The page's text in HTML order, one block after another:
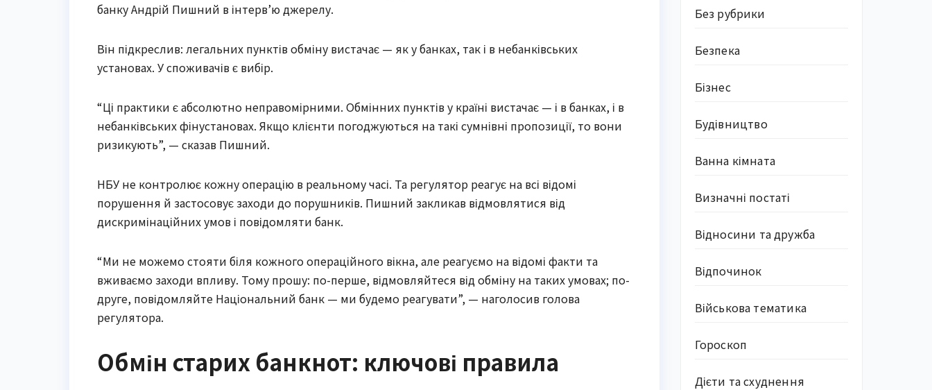
банку Андрій Пишний в інтерв’ю джерелу.
Він підкреслив: легальних пунктів обміну вистачає — як у банках, так і в небанківських
установах. У споживачів є вибір.
“Ці практики є абсолютно неправомірними. Обмінних пунктів у країні вистачає — і в банках, і в
небанківських фінустановах. Якщо клієнти погоджуються на такі сумнівні пропозиції, то вони
ризикують”, — сказав Пишний.
НБУ не контролює кожну операцію в реальному часі. Та регулятор реагує на всі відомі
порушення й застосовує заходи до порушників. Пишний закликав відмовлятися від
дискримінаційних умов і повідомляти банк.
“Ми не можемо стояти біля кожного операційного вікна, але реагуємо на відомі факти та
вживаємо заходи впливу. Тому прошу: по-перше, відмовляйтеся від обміну на таких умовах; по-
друге, повідомляйте Національний банк — ми будемо реагувати”, — наголосив голова
регулятора.
Обмін старих банкнот: ключові правила
Без рубрики
Безпека
Бізнес
Будівництво
Ванна кімната
Визначні постаті
Відносини та дружба
Відпочинок
Військова тематика
Гороскоп
Дієти та схуднення